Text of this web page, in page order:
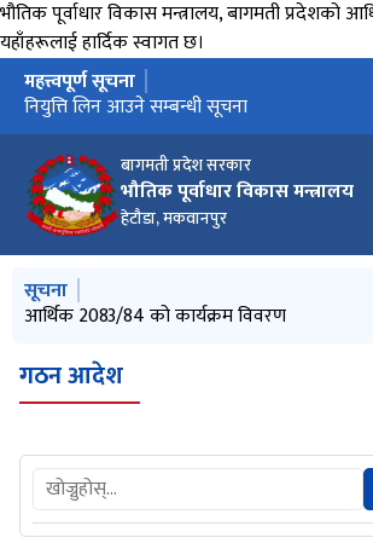
भौतिक पूर्वाधार विकास मन्त्रालय, बागमती प्रदेशको
यहाँहरूलाई हार्दिक स्वागत छ।
बागमती प्रदेश सरकार
भौतिक पूर्वाधार विकास मन्त्रालय
हेटौडा, मकवानपुर
मुख्य नेभिगेसनमा जानुहोस्
महत्त्वपूर्ण सूचना
परामर्शदाताको आवेदन आह्वान सम्बन्धि सूचना
नियुत्ति लिन आउने सम्बन्धी सूचना
मुख्य नेभिगेसनमा जानुहोस्
सूचना
नियुत्ति लिन आउने सम्बन्धी सूचना
आर्थिक 2083/84 को कार्यक्रम विवरण
परामर्शदाताको आवेदन आह्वान सम्बन्धि सूचना
तह बृद्धिका लागि आवेदन माग सम्बन्धी सूचना
गठन आदेश